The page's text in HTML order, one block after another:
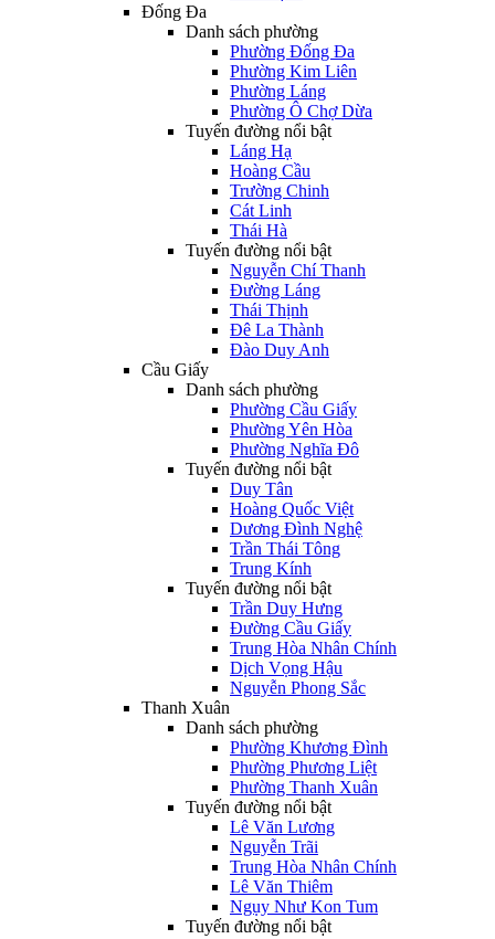
Đống Đa
Danh sách phường
Phường Đống Đa
Phường Kim Liên
Phường Láng
Phường Ô Chợ Dừa
Tuyến đường nổi bật
Láng Hạ
Hoàng Cầu
Trường Chinh
Cát Linh
Thái Hà
Tuyến đường nổi bật
Nguyễn Chí Thanh
Đường Láng
Thái Thịnh
Đê La Thành
Đào Duy Anh
Cầu Giấy
Danh sách phường
Phường Cầu Giấy
Phường Yên Hòa
Phường Nghĩa Đô
Tuyến đường nổi bật
Duy Tân
Hoàng Quốc Việt
Dương Đình Nghệ
Trần Thái Tông
Trung Kính
Tuyến đường nổi bật
Trần Duy Hưng
Đường Cầu Giấy
Trung Hòa Nhân Chính
Dịch Vọng Hậu
Nguyễn Phong Sắc
Thanh Xuân
Danh sách phường
Phường Khương Đình
Phường Phương Liệt
Phường Thanh Xuân
Tuyến đường nổi bật
Lê Văn Lương
Nguyễn Trãi
Trung Hòa Nhân Chính
Lê Văn Thiêm
Ngụy Như Kon Tum
Tuyến đường nổi bật